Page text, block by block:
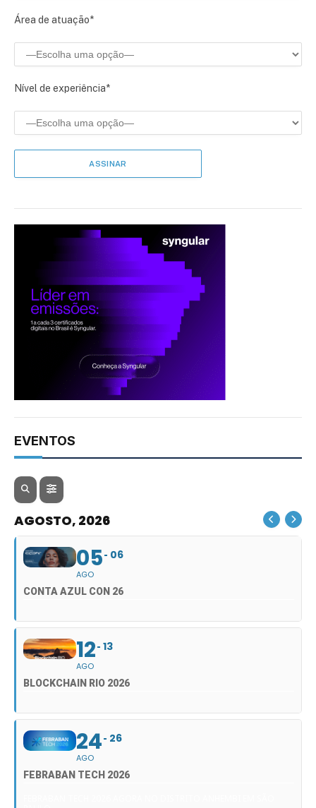
Área de atuação*
Nível de experiência*
EVENTOS
AGOSTO, 2026
05
AGO
06
CONTA AZUL CON 26
12
AGO
13
BLOCKCHAIN RIO 2026
24
AGO
26
FEBRABAN TECH 2026